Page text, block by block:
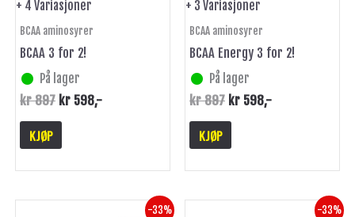
+ 4 Variasjoner
BCAA aminosyrer
BCAA 3 for 2!
På lager
kr897 kr 598,-
KJØP
+ 3 Variasjoner
BCAA aminosyrer
BCAA Energy 3 for 2!
På lager
kr897 kr 598,-
KJØP
-33%
Nåværende
-33%
Nåværende